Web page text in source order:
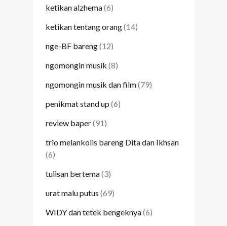
ketikan alzhema(6)
ketikan tentang orang(14)
nge-BF bareng(12)
ngomongin musik (8)
ngomongin musik dan film(79)
penikmat stand up (6)
review baper(91)
trio melankolis bareng Dita dan Ikhsan
(6)
tulisan bertema(3)
urat malu putus (69)
WIDY dan tetek bengeknya(6)